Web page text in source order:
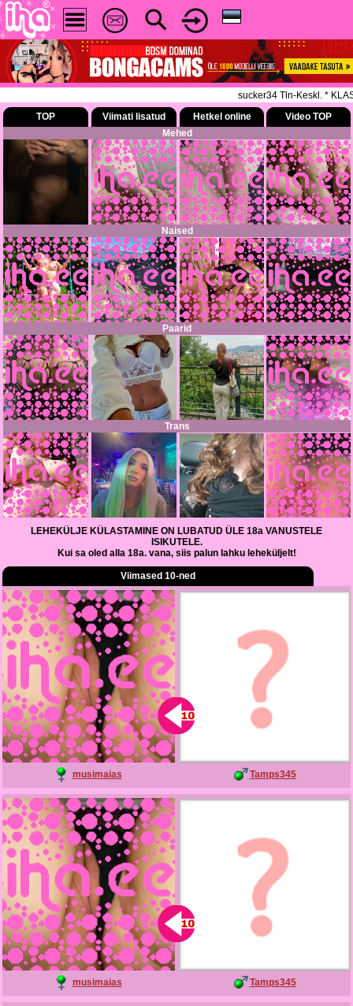
sucker34 Tln-Keskl. *
TOP
Viimati lisatud Hetkel online
Video TOP
Mehed
Naised
Paarid
Trans
LEHEKÜLJE KÜLASTAMINE ON LUBATUD ÜLE 18a VANUSTELE
ISIKUTELE.
Kui sa oled alla 18a. vana, siis palun lahku leheküljelt!
Viimased 10-ned
musimaias Tamps345
musimaias Tamps345